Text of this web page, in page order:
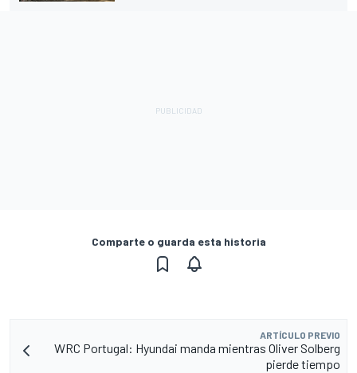
Comparte o guarda esta historia
ARTÍCULO PREVIO
WRC Portugal: Hyundai manda mientras Oliver Solberg
pierde tiempo